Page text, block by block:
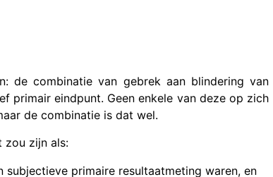
de combinatie van gebrek aan blindering van
primair eindpunt. Geen enkele van deze op zich
de combinatie is dat wel.
zou zijn als:
primaire resultaatmeting waren, en